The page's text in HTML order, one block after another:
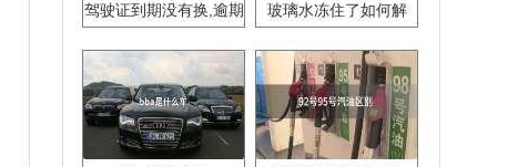
驾驶证到期没有换,逾期
玻璃水冻住了如何解